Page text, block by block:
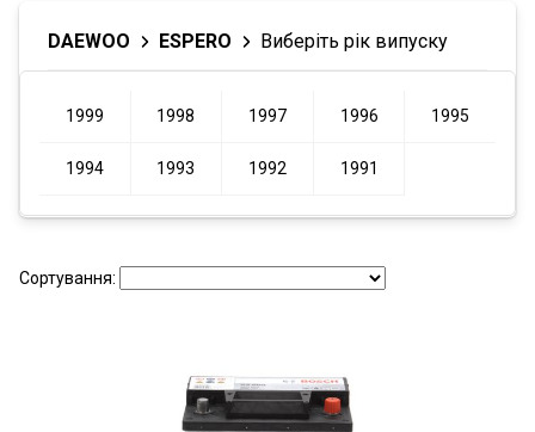
DAEWOO ESPERO Виберіть рік випуску
1999 1998 1997 1996 1995
1994 1993 1992 1991
Сортування: